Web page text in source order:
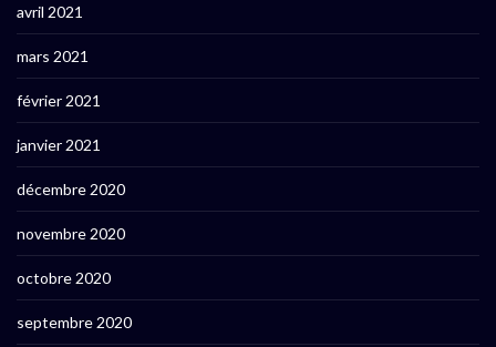
avril 2021
mars 2021
février 2021
janvier 2021
décembre 2020
novembre 2020
octobre 2020
septembre 2020